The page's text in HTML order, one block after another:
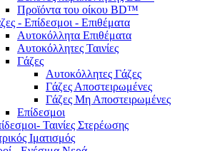
Προϊόντα του οίκου BD™
- Επίδεσμοι - Επιθέματα
Αυτοκόλλητα Επιθέματα
Αυτοκόλλητες Ταινίες
Γάζες
Αυτοκόλλητες Γάζες
Γάζες Αποστειρωμένες
Γάζες Μη Αποστειρωμένες
Επίδεσμοι
Ταινίες Στερέωσης
Ιματισμός